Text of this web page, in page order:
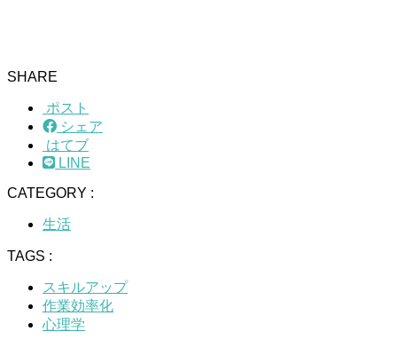
SHARE
ポスト
シェア
はてブ
LINE
CATEGORY :
生活
TAGS :
スキルアップ
作業効率化
心理学